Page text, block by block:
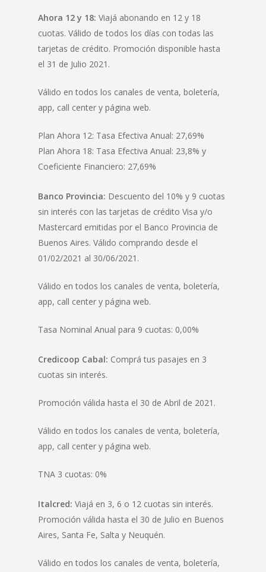
Ahora 12 y 18: Viajá abonando en 12 y 18
cuotas. Válido de todos los días con todas las
tarjetas de crédito. Promoción disponible hasta
el 31 de Julio 2021.
Válido en todos los canales de venta, boletería,
app, call center y página web.
Plan Ahora 12: Tasa Efectiva Anual: 27,69%
Plan Ahora 18: Tasa Efectiva Anual: 23,8% y
Coeficiente Financiero: 27,69%
Banco Provincia: Descuento del 10% y 9 cuotas
sin interés con las tarjetas de crédito Visa y/o
Mastercard emitidas por el Banco Provincia de
Buenos Aires. Válido comprando desde el
01/02/2021 al 30/06/2021.
Válido en todos los canales de venta, boletería,
app, call center y página web.
Tasa Nominal Anual para 9 cuotas: 0,00%
Credicoop Cabal: Comprá tus pasajes en 3
cuotas sin interés.
Promoción válida hasta el 30 de Abril de 2021.
Válido en todos los canales de venta, boletería,
app, call center y página web.
TNA 3 cuotas: 0%
Italcred: Viajá en 3, 6 o 12 cuotas sin interés.
Promoción válida hasta el 30 de Julio en Buenos
Aires, Santa Fe, Salta y Neuquén.
Válido en todos los canales de venta, boletería,